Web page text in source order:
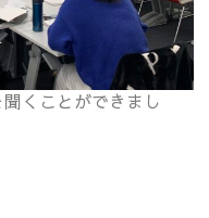
聞くことができまし